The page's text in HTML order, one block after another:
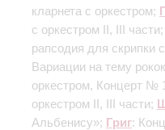
кларнета с оркестром;
с оркестром II, III части;
рапсодия для скрипки
Вариации на тему
оркестром, Концерт №
оркестром II, III части;
Альбенису»; Григ: